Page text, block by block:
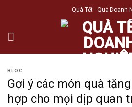
content
Quà Tết - Quà Doanh
BLOG
Gợi ý các món quà
hợp cho mọi dịp quan